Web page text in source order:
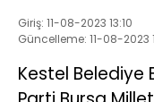
Giriş: 11-08-2023 13:10
Güncelleme: 11-08-2023
Kestel Belediye